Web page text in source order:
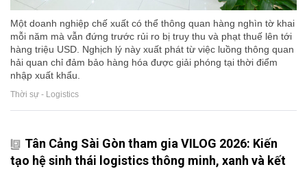
Một doanh nghiệp chế xuất có thể thông quan hàng nghìn tờ khai
mỗi năm mà vẫn đứng trước rủi ro bị truy thu và phạt thuế lên tới
hàng triệu USD. Nghịch lý này xuất phát từ việc luồng thông quan
hải quan chỉ đảm bảo hàng hóa được giải phóng tại thời điểm
nhập xuất khẩu.
Thời sự - Logistics
Tân Cảng Sài Gòn tham gia VILOG 2026: Kiến
tạo hệ sinh thái logistics thông minh, xanh và kết